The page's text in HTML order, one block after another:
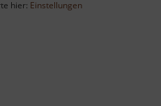
hier: Einstellungen